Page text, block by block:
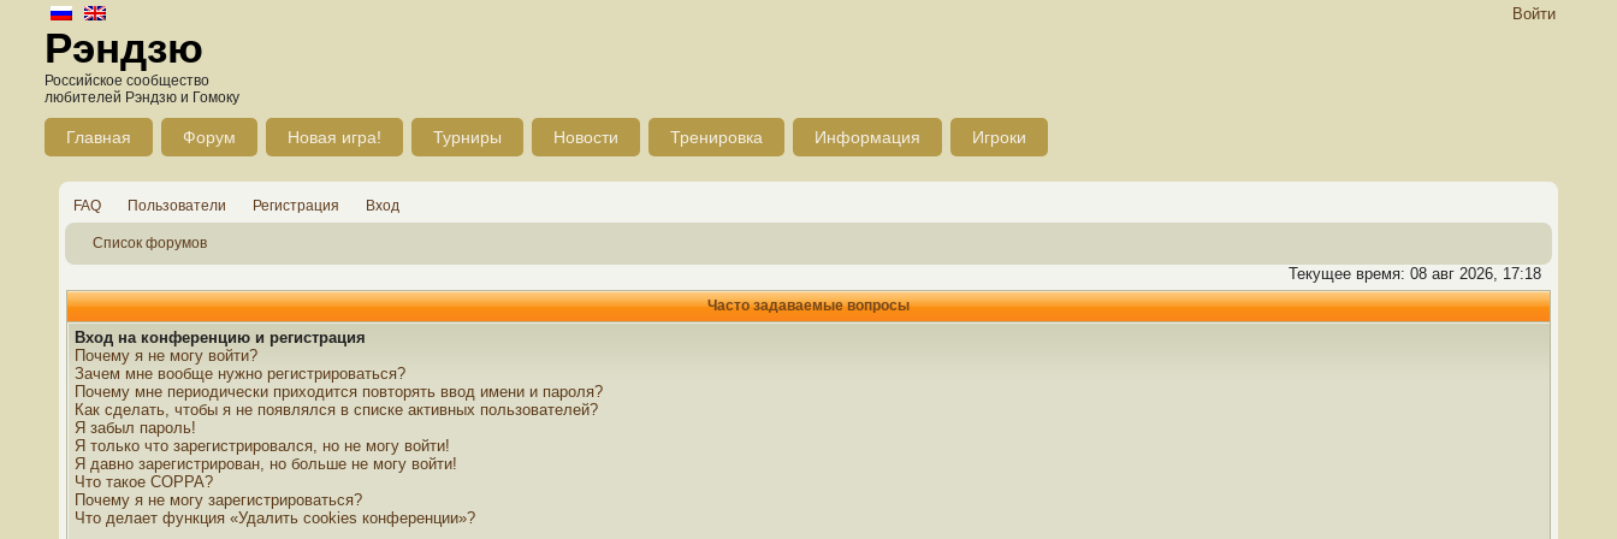
Войти
Рэндзю
Российское сообщество
любителей Рэндзю и Гомоку
Главная Форум Новая игра! Турниры Новости Тренировка Информация Игроки
FAQ Пользователи Регистрация Вход
Список форумов
Текущее время: 08 авг 2026, 17:18
Часто задаваемые вопросы
Вход на конференцию и регистрация
Почему я не могу войти?
Зачем мне вообще нужно регистрироваться?
Почему мне периодически приходится повторять ввод имени и пароля?
Как сделать, чтобы я не появлялся в списке активных пользователей?
Я забыл пароль!
Я только что зарегистрировался, но не могу войти!
Я давно зарегистрирован, но больше не могу войти!
Что такое COPPA?
Почему я не могу зарегистрироваться?
Что делает функция «Удалить cookies конференции»?